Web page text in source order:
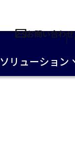
お問い合わせ
ソリューション